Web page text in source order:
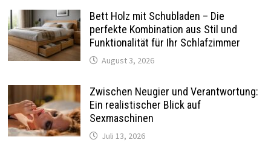
Bett Holz mit Schubladen – Die
perfekte Kombination aus Stil und
Funktionalität für Ihr Schlafzimmer
August 3, 2026
Zwischen Neugier und Verantwortung:
Ein realistischer Blick auf
Sexmaschinen
Juli 13, 2026